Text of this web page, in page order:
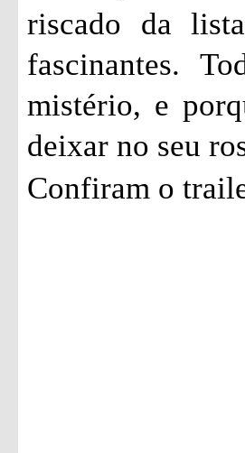
riscado da
fascinantes.
mistério, e
deixar no seu
Confiram o